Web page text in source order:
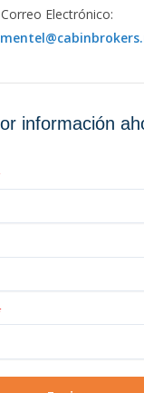
Correo Electrónico:
información